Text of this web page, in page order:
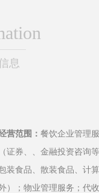
息
营范围： 餐饮企业管理
（证券、、金融投资咨询
装食品、散装食品、计
）；物业管理服务；代